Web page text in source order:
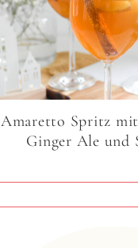
Amaretto Spritz
Ginger Ale und